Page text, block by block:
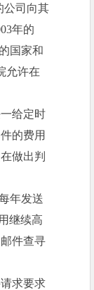
公司向其
年的
国家和
允许在
给定时
的费用
做出判
年发送
继续高
件查寻
求要求